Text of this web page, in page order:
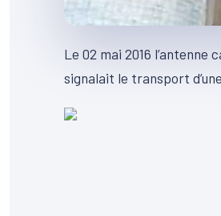
Le 02 mai 2016 l’antenne
signalait le transport